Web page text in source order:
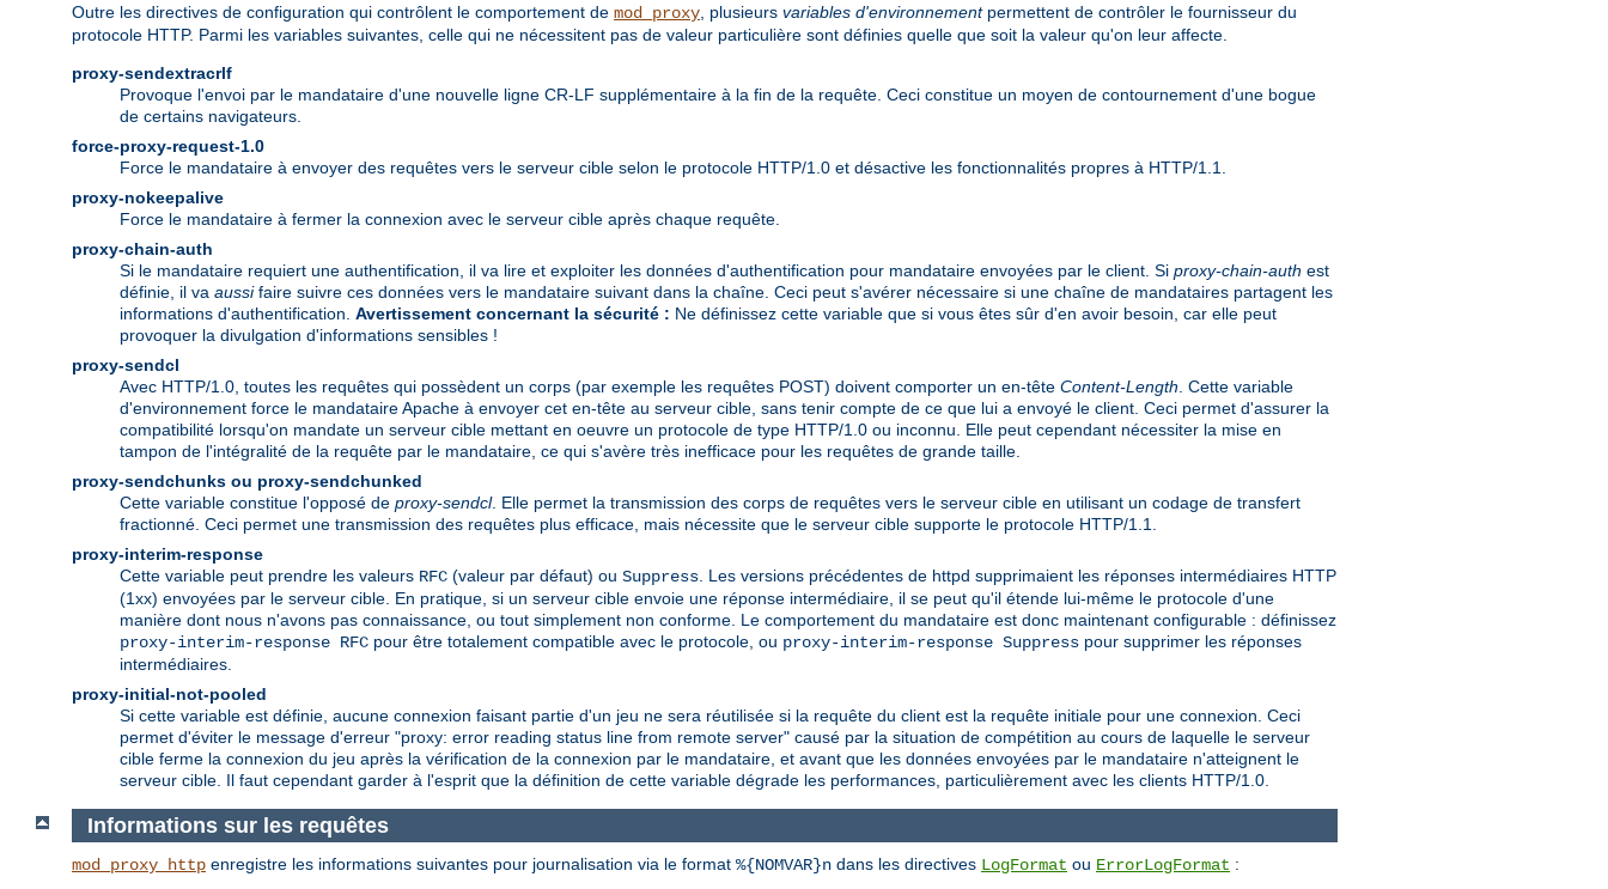
Outre les directives de configuration qui contrôlent le comportement de mod_proxy , plusieurs variables d'environnementpermettent de contrôler le fournisseur du
protocole HTTP. Parmi les variables suivantes, celle qui ne nécessitent pas de valeur particulière sont définies quelle que soit la valeur qu'on leur affecte.
proxy-sendextracrlf
Provoque l'envoi par le mandataire d'une nouvelle ligne CR-LF supplémentaire à la fin de la requête. Ceci constitue un moyen de contournement d'une bogue
de certains navigateurs.
force-proxy-request-1.0
Force le mandataire à envoyer des requêtes vers le serveur cible selon le protocole HTTP/1.0 et désactive les fonctionnalités propres à HTTP/1.1.
proxy-nokeepalive
Force le mandataire à fermer la connexion avec le serveur cible après chaque requête.
proxy-chain-auth
Si le mandataire requiert une authentification, il va lire et exploiter les données d'authentification pour mandataire envoyées par le client. Si proxy-chain-auth est
définie, il va aussifaire suivre ces données vers le mandataire suivant dans la chaîne. Ceci peut s'avérer nécessaire si une chaîne de mandataires partagent les
informations d'authentification. Avertissement concernant la sécurité : Ne définissez cette variable que si vous êtes sûr d'en avoir besoin, car elle peut
provoquer la divulgation d'informations sensibles !
proxy-sendcl
Avec HTTP/1.0, toutes les requêtes qui possèdent un corps (par exemple les requêtes POST) doivent comporter un en-tête Content-Length . Cette variable
d'environnement force le mandataire Apache à envoyer cet en-tête au serveur cible, sans tenir compte de ce que lui a envoyé le client. Ceci permet d'assurer la
compatibilité lorsqu'on mandate un serveur cible mettant en oeuvre un protocole de type HTTP/1.0 ou inconnu. Elle peut cependant nécessiter la mise en
tampon de l'intégralité de la requête par le mandataire, ce qui s'avère très inefficace pour les requêtes de grande taille.
proxy-sendchunks ou proxy-sendchunked
Cette variable constitue l'opposé de proxy-sendcl. Elle permet la transmission des corps de requêtes vers le serveur cible en utilisant un codage de transfert
fractionné. Ceci permet une transmission des requêtes plus efficace, mais nécessite que le serveur cible supporte le protocole HTTP/1.1.
proxy-interim-response
Cette variable peut prendre les valeurs RFC (valeur par défaut) ou Suppress . Les versions précédentes de httpd supprimaient les réponses intermédiaires HTTP
(1xx) envoyées par le serveur cible. En pratique, si un serveur cible envoie une réponse intermédiaire, il se peut qu'il étende lui-même le protocole d'une
manière dont nous n'avons pas connaissance, ou tout simplement non conforme. Le comportement du mandataire est donc maintenant configurable : définissez
proxy-interim-response RFC pour être totalement compatible avec le protocole, ou proxy-interim-response Suppress pour supprimer les réponses
intermédiaires.
proxy-initial-not-pooled
Si cette variable est définie, aucune connexion faisant partie d'un jeu ne sera réutilisée si la requête du client est la requête initiale pour une connexion. Ceci
permet d'éviter le message d'erreur "proxy: error reading status line from remote server" causé par la situation de compétition au cours de laquelle le serveur
cible ferme la connexion du jeu après la vérification de la connexion par le mandataire, et avant que les données envoyées par le mandataire n'atteignent le
serveur cible. Il faut cependant garder à l'esprit que la définition de cette variable dégrade les performances, particulièrement avec les clients HTTP/1.0.
Informations sur les requêtes
mod_proxy_http enregistre les informations suivantes pour journalisation via le format %{NOMVAR}n dans les directives LogFormat ou ErrorLogFormat :